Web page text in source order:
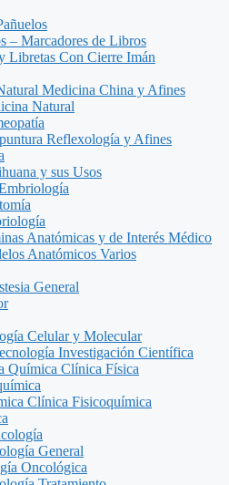
– Marcadores de Libros
Libretas Con Cierre Imán
Medicina China y Afines
Natural
Reflexología y Afines
y sus Usos
Anatómicas y de Interés Médico
Anatómicos Varios
General
Celular y Molecular
Investigación Científica
Química Clínica Física
Clínica Fisicoquímica
General
Oncológica